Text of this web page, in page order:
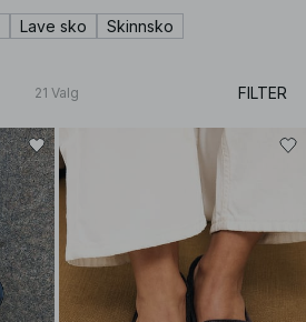
Lave sko Skinnsko
21 Valg FILTER